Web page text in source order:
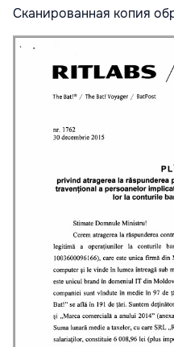
Сканированная копия